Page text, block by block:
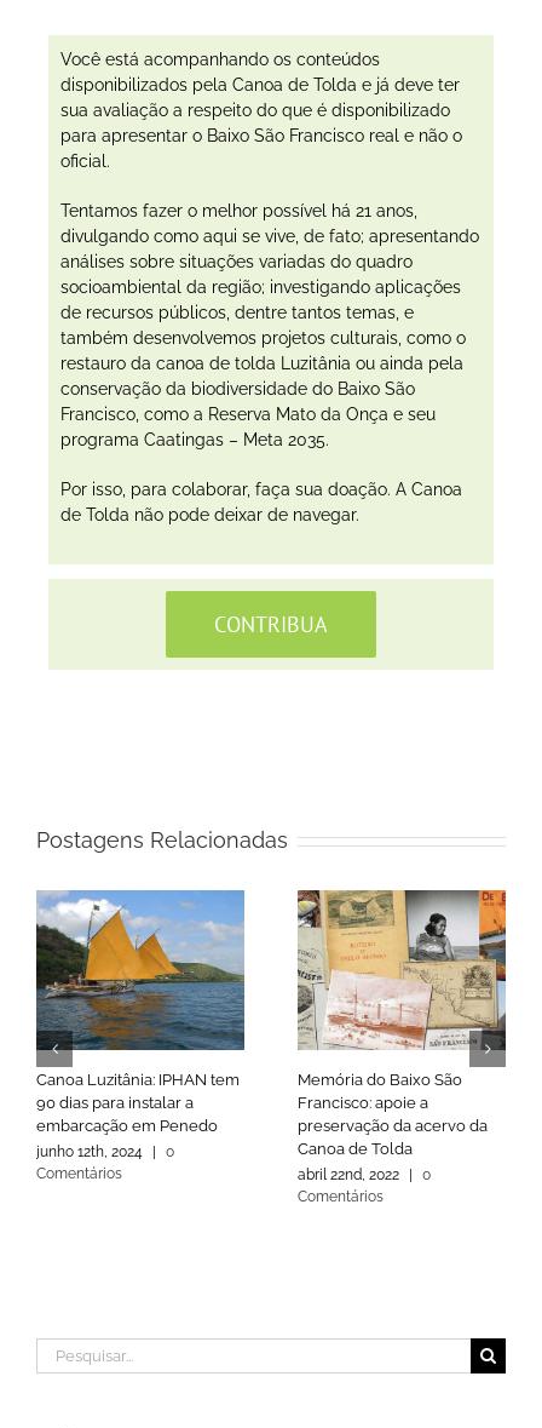
Você está acompanhando os conteúdos
disponibilizados pela Canoa de Tolda e já deve ter
sua avaliação a respeito do que é disponibilizado
para apresentar o Baixo São Francisco real e não o
oficial.
Tentamos fazer o melhor possível há 21 anos,
divulgando como aqui se vive, de fato; apresentando
análises sobre situações variadas do quadro
socioambiental da região; investigando aplicações
de recursos públicos, dentre tantos temas, e
também desenvolvemos projetos culturais, como o
restauro da canoa de tolda Luzitânia ou ainda pela
conservação da biodiversidade do Baixo São
Francisco, como a Reserva Mato da Onça e seu
programa Caatingas – Meta 2035.
Por isso, para colaborar, faça sua doação. A Canoa
de Tolda não pode deixar de navegar.
CONTRIBUA
Postagens Relacionadas
Canoa Luzitânia: IPHAN tem
90 dias para instalar a
embarcação em Penedo
junho 12th, 2024
0
Comentários
Memória do Baixo São
Francisco: apoie a
preservação da acervo da
Canoa de Tolda
abril 22nd, 2022
0
Comentários
Buscar
resultados